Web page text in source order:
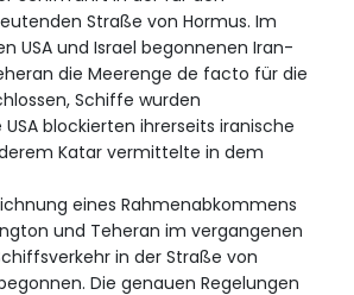
Straße von Hormus. Im
USA und Israel begonnenen Iran-
die Meerenge de facto für die
Schiffe wurden
USA blockierten ihrerseits iranische
Katar vermittelte in dem
eines Rahmenabkommens
und Teheran im vergangenen
in der Straße von
Die genauen Regelungen